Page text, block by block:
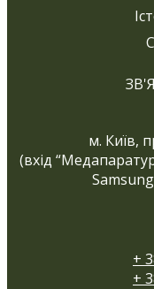
м. Київ,
(вхід
+
+